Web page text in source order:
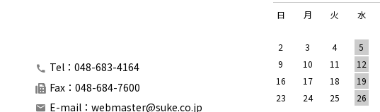
Tel：048-683-4164
Fax：048-684-7600
E-mail： webmaster@suke.co.jp
日 月 火 水
2
3 4 5
9
10 11 12
16
17 18 19
23
24 25 26